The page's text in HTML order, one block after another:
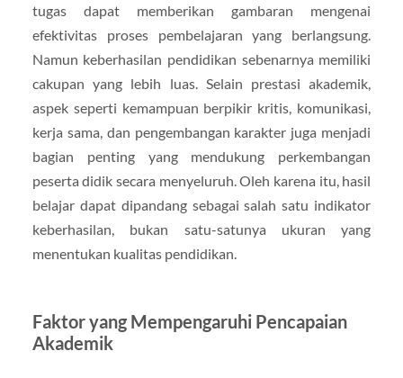
tugas dapat memberikan gambaran mengenai
efektivitas proses pembelajaran yang berlangsung.
Namun keberhasilan pendidikan sebenarnya memiliki
cakupan yang lebih luas. Selain prestasi akademik,
aspek seperti kemampuan berpikir kritis, komunikasi,
kerja sama, dan pengembangan karakter juga menjadi
bagian penting yang mendukung perkembangan
peserta didik secara menyeluruh. Oleh karena itu, hasil
belajar dapat dipandang sebagai salah satu indikator
keberhasilan, bukan satu-satunya ukuran yang
menentukan kualitas pendidikan.
Faktor yang Mempengaruhi Pencapaian
Akademik